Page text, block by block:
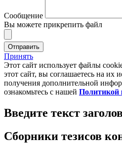
Сообщение
Вы можете прикрепить файл
Отправить
Принять
Этот сайт использует файлы
этот сайт, вы соглашаетесь на их
получения дополнительной
ознакомьтесь с нашей Политикой
Введите текст
Сборники тезисов